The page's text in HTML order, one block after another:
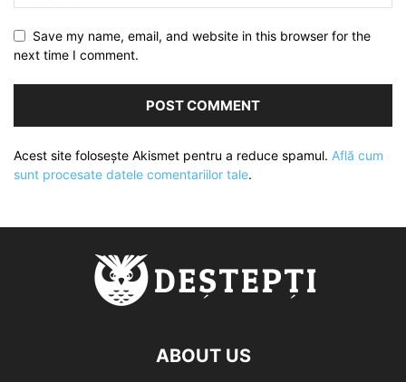
Save my name, email, and website in this browser for the
next time I comment.
Acest site folosește Akismet pentru a reduce spamul. Află cum
sunt procesate datele comentariilor tale.
ABOUT US